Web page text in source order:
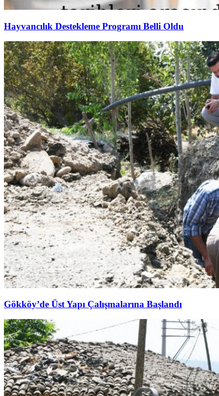
Hayvancılık Destekleme Programı Belli Oldu
Gökköy’de Üst Yapı Çalışmalarına Başlandı